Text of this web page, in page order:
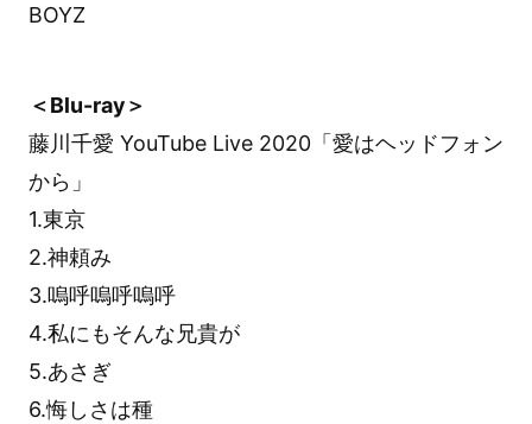
BOYZ
＜Blu-ray＞
藤川千愛 YouTube Live 2020「愛はヘッドフォン
から」
1.東京
2.神頼み
3.嗚呼嗚呼嗚呼
4.私にもそんな兄貴が
5.あさぎ
6.悔しさは種